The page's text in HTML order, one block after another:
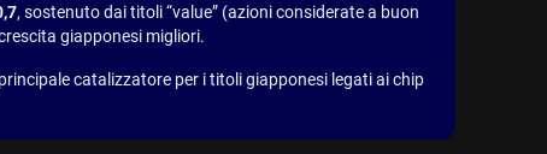
, sostenuto dai titoli “value” (azioni considerate a buon
giapponesi migliori.
catalizzatore per i titoli giapponesi legati ai chip